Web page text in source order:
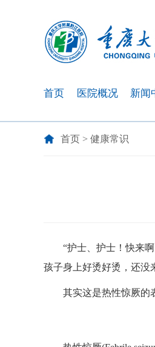
首页 医院概况 新闻
首页 > 健康常识
“护士、护士！快来
孩子身上好烫好烫，还没
其实这是热性惊厥的